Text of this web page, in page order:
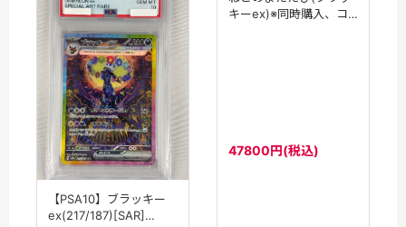
【PSA10】ブラッキー
ex(217/187)[SAR]